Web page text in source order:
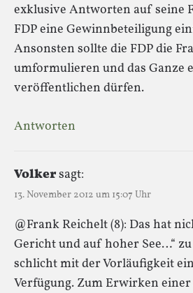
exklusive Antworten auf seine
FDP eine Gewinnbeteiligung
Ansonsten sollte die FDP die
umformulieren und das Ganze
veröffentlichen dürfen.
Antworten
Volkersagt:
13. November 2012 um 15:07 Uhr
@Frank Reichelt (8): Das hat
Gericht und auf hoher See…“
schlicht mit der Vorläufigkeit
Verfügung. Zum Erwirken